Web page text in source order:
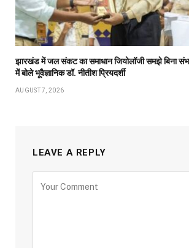
झारखंड में जल संकट का समाधान जियोलॉजी समझे बिना
में बोले भूवैज्ञानिक डॉ. नीतीश प्रियदर्शी
AUGUST 7, 2026
LEAVE A REPLY